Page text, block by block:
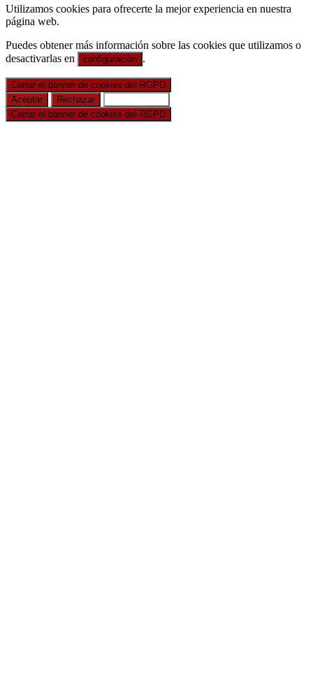
Utilizamos cookies para ofrecerte la mejor experiencia en nuestra
página web.
Puedes obtener más información sobre las cookies que utilizamos o
desactivarlas en
configuración .
Cerrar el banner de cookies del RGPD
Aceptar
Rechazar
Cerrar el banner de cookies del RGPD